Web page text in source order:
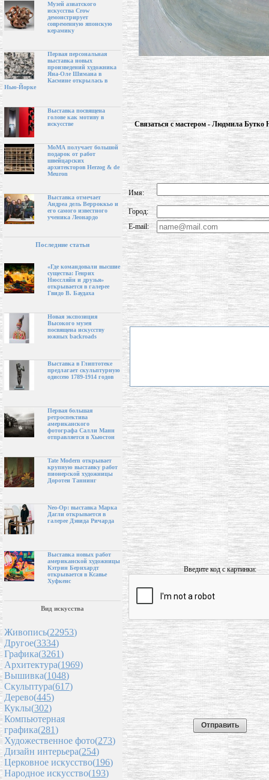
Музей азиатского
искусства Crow
демонстрирует
современную японскую
керамику
Первая персональная
выставка новых
произведений художника
Яна-Оле Шимана в
Касмине открылась в
Нью-Йорке
Выставка посвящена
голове как мотиву в
искусстве
МоМА получает большой
подарок от работ
швейцарских
архитекторов Herzog & de
Meuron
Выставка отмечает
Андреа дель Верроккьо и
его самого известного
ученика Леонардо
Последние статьи
«Где командовали высшие
существа: Генрих
Нюссляйн и друзья»
открывается в галерее
Гвидо В. Баудаха
Новая экспозиция
Высокого музея
посвящена искусству
южных backroads
Выставка в Глиптотеке
предлагает скульптурную
одиссею 1789-1914 годов
Первая большая
ретроспектива
американского
фотографа Салли Манн
отправляется в Хьюстон
Tate Modern открывает
крупную выставку работ
пионерской художницы
Доротеи Таннинг
Neo-Op: выставка Марка
Дагли открывается в
галерее Дэвида Ричарда
Выставка новых работ
американской художницы
Кэтрин Бернхардт
открывается в Ксавье
Хуфкенс
Вид искусства
Живопись(22953)
Другое(3334)
Графика(3261)
Архитектура(1969)
Вышивка(1048)
Скульптура(617)
Дерево(445)
Куклы(302)
Компьютерная
графика(281)
Художественное фото(273)
Дизайн интерьера(254)
Церковное искусство(196)
Народное искусство(193)
Связаться с мастером - Людмила Бутко
Имя:
Город:
E-mail:
Введите код с картинки: